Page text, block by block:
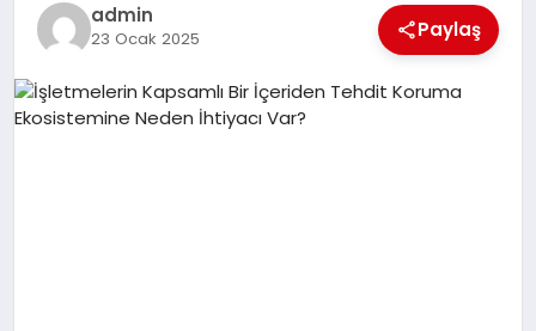
EKONOMI
EĞITIM
admin
23 Ocak 2025 Paylaş